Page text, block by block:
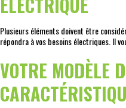
Plusieurs éléments doivent être
répondra à vos besoins électriques. Il
VOTRE MODÈLE